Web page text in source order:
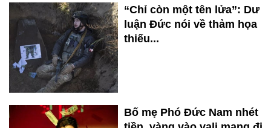
“Chỉ còn một tên lửa”: Dư
luận Đức nói về thảm họa
thiếu...
Bố mẹ Phó Đức Nam nhét